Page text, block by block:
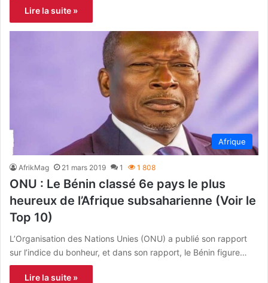
Lire la suite »
Afrique
AfrikMag 21 mars 2019 1 1 808
ONU : Le Bénin classé 6e pays le plus
heureux de l’Afrique subsaharienne (Voir le
Top 10)
L’Organisation des Nations Unies (ONU) a publié son rapport
sur l’indice du bonheur, et dans son rapport, le Bénin figure…
Lire la suite »